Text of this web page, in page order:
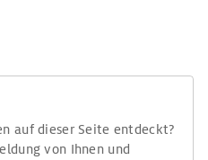
auf dieser Seite entdeckt?
von Ihnen und